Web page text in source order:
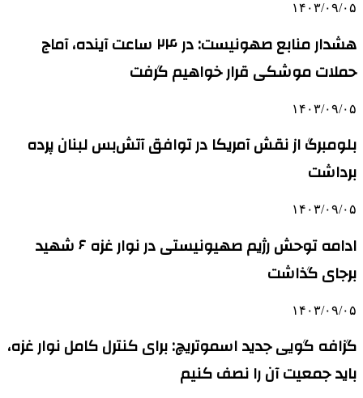
۱۴۰۳/۰۹/۰۵
هشدار منابع صهونیست: در ۲۴ ساعت آینده، آماج
حملات موشکی قرار خواهیم گرفت
۱۴۰۳/۰۹/۰۵
بلومبرگ از نقش آمریکا در توافق آتش‌بس لبنان پرده
برداشت
۱۴۰۳/۰۹/۰۵
ادامه توحش رژیم صهیونیستی در نوار غزه ۶ شهید
برجای گذاشت
۱۴۰۳/۰۹/۰۵
گزافه گویی جدید اسموتریچ: برای کنترل کامل نوار غزه،
باید جمعیت آن را نصف کنیم